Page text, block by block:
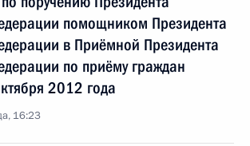
помощником Президента
в Приёмной Президента
по приёму граждан
2012 года
16:23